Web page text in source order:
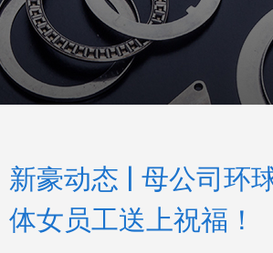
新豪动态 | 母公司环
体女员工送上祝福！